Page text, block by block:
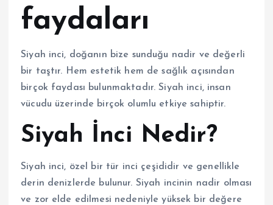
faydaları
Siyah inci, doğanın bize sunduğu nadir ve değerli
bir taştır. Hem estetik hem de sağlık açısından
birçok faydası bulunmaktadır. Siyah inci, insan
vücudu üzerinde birçok olumlu etkiye sahiptir.
Siyah İnci Nedir?
Siyah inci, özel bir tür inci çeşididir ve genellikle
derin denizlerde bulunur. Siyah incinin nadir olması
ve zor elde edilmesi nedeniyle yüksek bir değere